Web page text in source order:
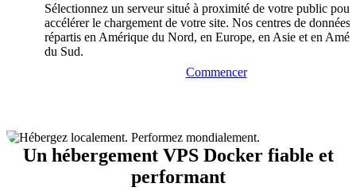
Sélectionnez un serveur situé à proximité de votre public pour
accélérer le chargement de votre site. Nos centres de données
répartis en Amérique du Nord, en Europe, en Asie et en
du Sud.
Commencer
Un hébergement VPS Docker fiable et
performant